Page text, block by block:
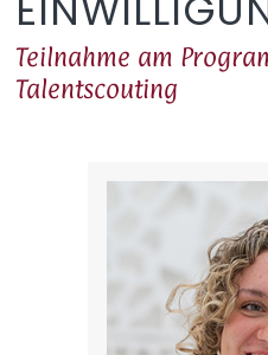
Teilnahme am
Talentscouting